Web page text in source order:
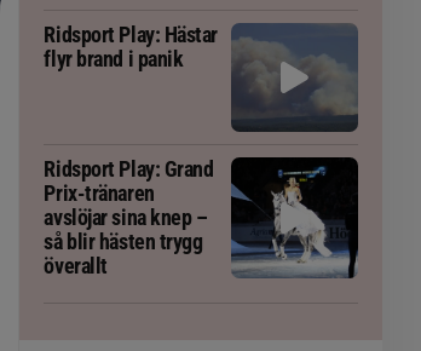
Ridsport Play: Hästar
flyr brand i panik
Ridsport Play: Grand
Prix-tränaren
avslöjar sina knep –
så blir hästen trygg
överallt